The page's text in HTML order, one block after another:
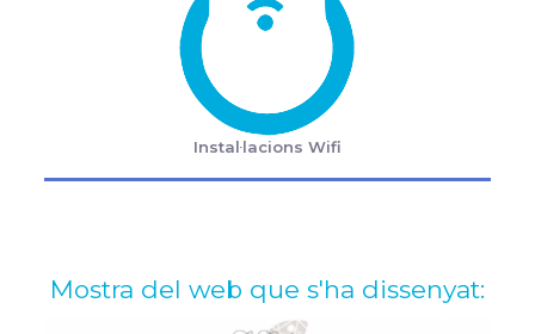
Instal·lacions Wifi
Mostra del web que s'ha dissenyat: